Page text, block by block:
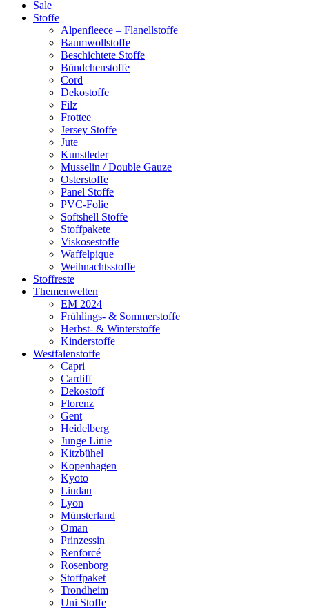
Sale
Stoffe
Alpenfleece – Flanellstoffe
Baumwollstoffe
Beschichtete Stoffe
Bündchenstoffe
Cord
Dekostoffe
Filz
Frottee
Jersey Stoffe
Jute
Kunstleder
Musselin / Double Gauze
Osterstoffe
Panel Stoffe
PVC-Folie
Softshell Stoffe
Stoffpakete
Viskosestoffe
Waffelpique
Weihnachtsstoffe
Stoffreste
Themenwelten
EM 2024
Frühlings- & Sommerstoffe
Herbst- & Winterstoffe
Kinderstoffe
Westfalenstoffe
Capri
Cardiff
Dekostoff
Florenz
Gent
Heidelberg
Junge Linie
Kitzbühel
Kopenhagen
Kyoto
Lindau
Lyon
Münsterland
Oman
Prinzessin
Renforcé
Rosenborg
Stoffpaket
Trondheim
Uni Stoffe